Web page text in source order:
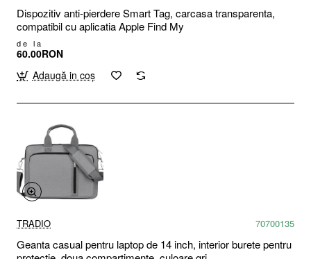
Dispozitiv anti-pierdere Smart Tag, carcasa transparenta,
compatibil cu aplicatia Apple Find My
de la
60.00RON
Adaugă in coş
TRADIO 70700135
Geanta casual pentru laptop de 14 inch, interior burete pentru